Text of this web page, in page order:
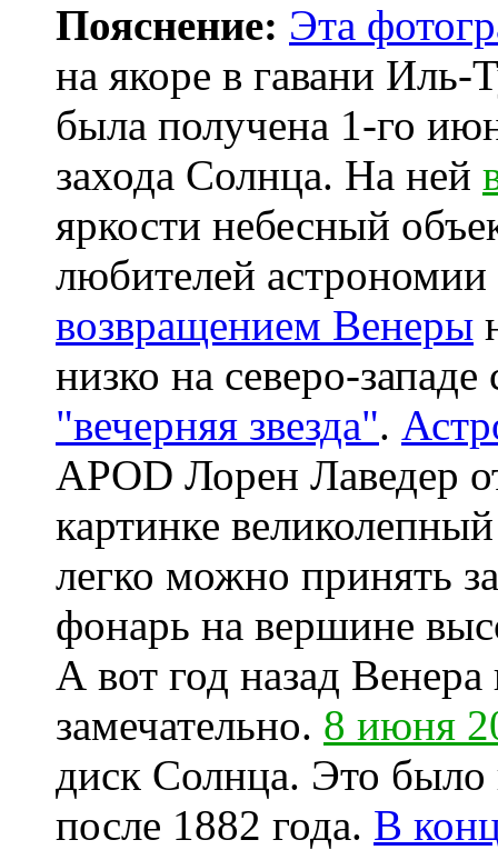
Пояснение: Эта
на якоре в гавани
была получена 1-го
захода Солнца. На ней
яркости небесный
любителей астрономии
возвращением Венеры
низко на северо-западе
"вечерняя звезда".
APOD Лорен Лаведер
картинке
легко можно принять
фонарь на вершине
А вот год назад Венера
замечательно. 8 июня
диск Солнца. Это
после 1882 года. В